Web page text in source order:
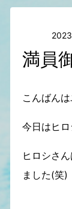
満員
こんばん
今日はヒロ
ヒロシさ
ました(笑)